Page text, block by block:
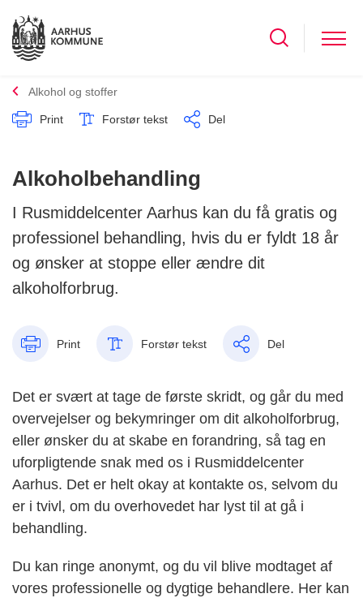
Alkohol og stoffer
Print Forstør tekst Del
Alkoholbehandling
I Rusmiddelcenter Aarhus kan du få gratis og
professionel behandling, hvis du er fyldt 18 år
og ønsker at stoppe eller ændre dit
alkoholforbrug.
Print Forstør tekst Del
Det er svært at tage de første skridt, og går du med
overvejelser og bekymringer om dit alkoholforbrug,
eller ønsker du at skabe en forandring, så tag en
uforpligtende snak med os i Rusmiddelcenter
Aarhus. Det er helt okay at kontakte os, selvom du
er i tvivl, om du overhovedet har lyst til at gå i
behandling.
Du kan ringe anonymt, og du vil blive modtaget af
vores professionelle og dygtige behandlere. Her kan